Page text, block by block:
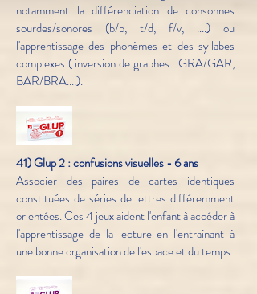
notamment la différenciation de consonnes
sourdes/sonores (b/p, t/d, f/v, ....) ou
l'apprentissage des phonèmes et des syllabes
complexes ( inversion de graphes : GRA/GAR,
BAR/BRA....).
41) Glup 2 : confusions visuelles - 6 ans
Associer des paires de cartes identiques
constituées de séries de lettres différemment
orientées. Ces 4 jeux aident l'enfant à accéder à
l'apprentissage de la lecture en l'entraînant à
une bonne organisation de l'espace et du temps